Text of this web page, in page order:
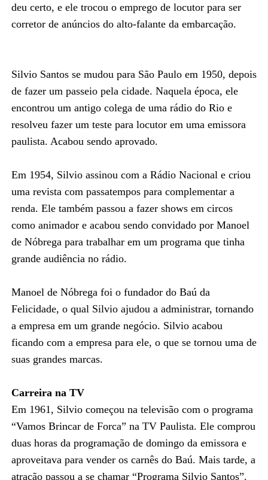
deu certo, e ele trocou o emprego de locutor para ser
corretor de anúncios do alto-falante da embarcação.
Silvio Santos se mudou para São Paulo em 1950, depois
de fazer um passeio pela cidade. Naquela época, ele
encontrou um antigo colega de uma rádio do Rio e
resolveu fazer um teste para locutor em uma emissora
paulista. Acabou sendo aprovado.
Em 1954, Silvio assinou com a Rádio Nacional e criou
uma revista com passatempos para complementar a
renda. Ele também passou a fazer shows em circos
como animador e acabou sendo convidado por Manoel
de Nóbrega para trabalhar em um programa que tinha
grande audiência no rádio.
Manoel de Nóbrega foi o fundador do Baú da
Felicidade, o qual Silvio ajudou a administrar, tornando
a empresa em um grande negócio. Silvio acabou
ficando com a empresa para ele, o que se tornou uma de
suas grandes marcas.
Carreira na TV
Em 1961, Silvio começou na televisão com o programa
“Vamos Brincar de Forca” na TV Paulista. Ele comprou
duas horas da programação de domingo da emissora e
aproveitava para vender os carnês do Baú. Mais tarde, a
atração passou a se chamar “Programa Silvio Santos”.